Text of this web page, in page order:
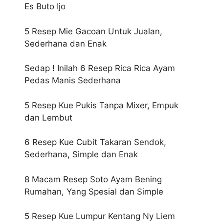
Es Buto Ijo
5 Resep Mie Gacoan Untuk Jualan,
Sederhana dan Enak
Sedap ! Inilah 6 Resep Rica Rica Ayam
Pedas Manis Sederhana
5 Resep Kue Pukis Tanpa Mixer, Empuk
dan Lembut
6 Resep Kue Cubit Takaran Sendok,
Sederhana, Simple dan Enak
8 Macam Resep Soto Ayam Bening
Rumahan, Yang Spesial dan Simple
5 Resep Kue Lumpur Kentang Ny Liem